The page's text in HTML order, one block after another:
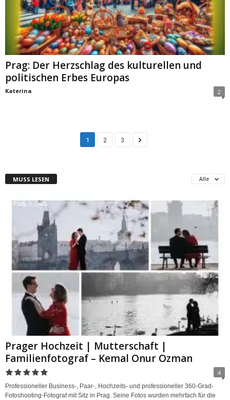
Prag: Der Herzschlag des kulturellen und
politischen Erbes Europas
Katerina 2
1 2 3
MUSS LESEN Alle
Prager Hochzeit | Mutterschaft |
Familienfotograf – Kemal Onur Ozman
4
Professioneller Business-, Paar-, Hochzeits- und professioneller 360-Grad-
Fotoshooting-Fotograf mit Sitz in Prag. Seine Fotos wurden mehrfach für die